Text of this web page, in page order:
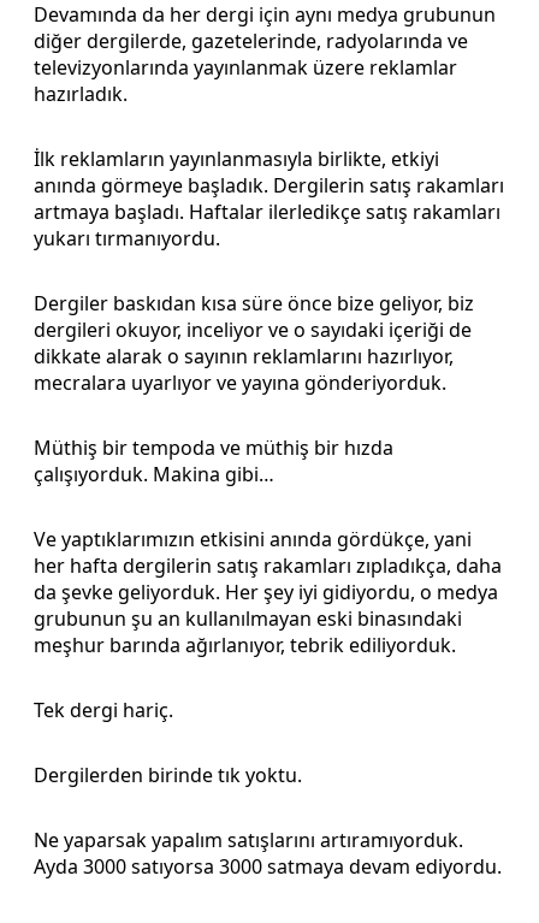
Devamında da her dergi için aynı medya grubunun
diğer dergilerde, gazetelerinde, radyolarında ve
televizyonlarında yayınlanmak üzere reklamlar
hazırladık.
İlk reklamların yayınlanmasıyla birlikte, etkiyi
anında görmeye başladık. Dergilerin satış rakamları
artmaya başladı. Haftalar ilerledikçe satış rakamları
yukarı tırmanıyordu.
Dergiler baskıdan kısa süre önce bize geliyor, biz
dergileri okuyor, inceliyor ve o sayıdaki içeriği de
dikkate alarak o sayının reklamlarını hazırlıyor,
mecralara uyarlıyor ve yayına gönderiyorduk.
Müthiş bir tempoda ve müthiş bir hızda
çalışıyorduk. Makina gibi…
Ve yaptıklarımızın etkisini anında gördükçe, yani
her hafta dergilerin satış rakamları zıpladıkça, daha
da şevke geliyorduk. Her şey iyi gidiyordu, o medya
grubunun şu an kullanılmayan eski binasındaki
meşhur barında ağırlanıyor, tebrik ediliyorduk.
Tek dergi hariç.
Dergilerden birinde tık yoktu.
Ne yaparsak yapalım satışlarını artıramıyorduk.
Ayda 3000 satıyorsa 3000 satmaya devam ediyordu.